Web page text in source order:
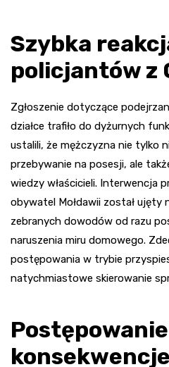
Szybka
policjantów z
Zgłoszenie dotyczące
działce trafiło do dyżurnych
ustalili, że mężczyzna nie tylko
przebywanie na posesji, ale
wiedzy właścicieli. Interwencja
obywatel Mołdawii został ujęty
zebranych dowodów od razu
naruszenia miru domowego.
postępowania w trybie
natychmiastowe skierowanie